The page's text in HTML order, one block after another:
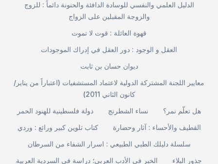
الدليل العلمي والنفسي للوسادة الدافئة والحنونة دائماً : للزوج
والزوجة المقبلين على الزواج
قهوة العائلة : قوت لا تموت
العقل و الوجود : دور العقل في إدراك الموجودات
ديوان حسان بن ثابت
معايير اللجنة المشتركة الدولية لاعتماد المستشفيات (اعتباراً من يناير/
كانون الثاني 2011)
دولة فلسطينية للهنود الحمر
نساء الشطرنج
هل تعلّم نمر؟
كتاب تلوين كبير ورائع : وردي
القطيف والأحساء : آثار وحضارة
سلسلة دليلك الطبي الطبيعي : اسرار الشفاء من السرطان
الخبر في الأدب العربي؛ دراسة في السردية العربية
جذور البلاء